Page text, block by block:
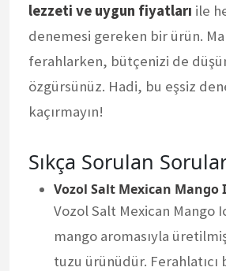
lezzeti ve uygun fiyatları ile
denemesi gereken bir ürün.
ferahlarken, bütçenizi de
özgürsünüz. Hadi, bu eşsiz
kaçırmayın!
Sıkça Sorulan
Vozol Salt Mexican Mango
Vozol Salt Mexican Mango
mango aromasıyla
tuzu ürünüdür. Ferahlatıcı